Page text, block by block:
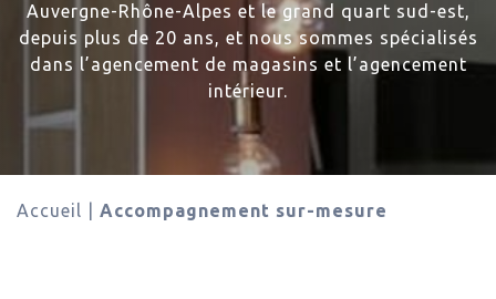
Auvergne-Rhône-Alpes et le grand quart sud-est,
depuis plus de 20 ans, et nous sommes spécialisés
dans l’agencement de magasins et l’agencement
intérieur.
Accueil Accompagnement sur-mesure